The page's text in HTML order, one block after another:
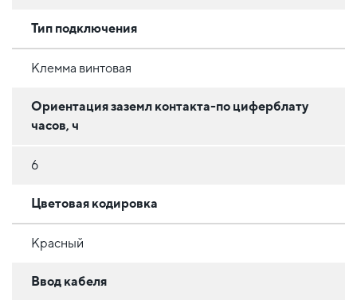
Тип подключения
Клемма винтовая
Ориентация заземл контакта-по циферблату
часов, ч
6
Цветовая кодировка
Красный
Ввод кабеля